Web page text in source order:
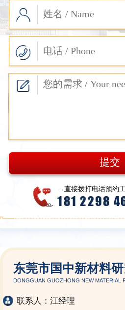
→直接拨打电话预约
181 2298
东莞市国中新材料
DONGGUAN GUOZHONG NEW MATERIAL
联系人：江经理